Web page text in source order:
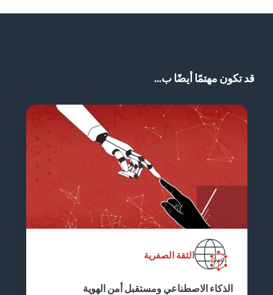
قد تكون مهتمًا أيضًا ب...
الثقة الصفرية
الذكاء الاصطناعي ومستقبل أمن الهوية